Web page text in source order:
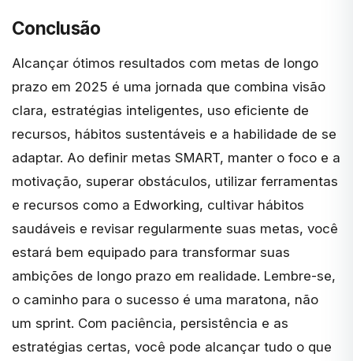
Conclusão
Alcançar ótimos resultados com metas de longo
prazo em 2025 é uma jornada que combina visão
clara, estratégias inteligentes, uso eficiente de
recursos, hábitos sustentáveis e a habilidade de se
adaptar. Ao definir metas SMART, manter o foco e a
motivação, superar obstáculos, utilizar ferramentas
e recursos como a Edworking, cultivar hábitos
saudáveis e revisar regularmente suas metas, você
estará bem equipado para transformar suas
ambições de longo prazo em realidade. Lembre-se,
o caminho para o sucesso é uma maratona, não
um sprint. Com paciência, persistência e as
estratégias certas, você pode alcançar tudo o que